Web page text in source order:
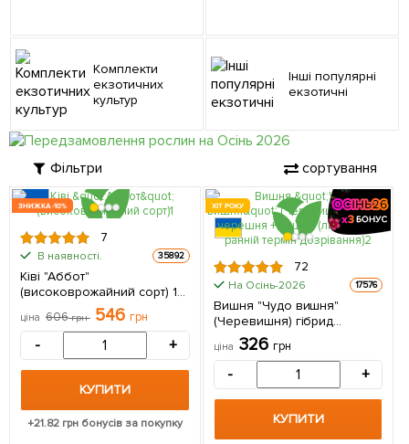
Комплекти
екзотичних
культур
Інші популярні
екзотичні
Фільтри сортування
ЗНИЖКА -10%
7
В наявності. 35892
Ківі "Аббот"
(високоврожайний сорт) 1
саджанець в упаковці
ціна 606грн 546 грн
- +
КУПИТИ
+21.82 грн бонусів за покупку
ХІТ РОКУ
72
На Осінь-2026 17576
Вишня "Чудо вишня"
(Черевишня) гібрид
черешня + вишня (літній
сорт, ранній термін
упаковці
ціна 326 грн
- +
КУПИТИ